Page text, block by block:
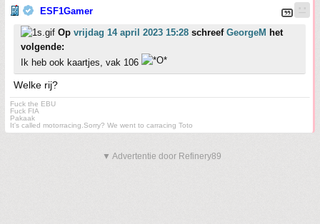
ESF1Gamer
Op vrijdag 14 april 2023 15:28 schreef GeorgeM het
volgende:
Ik heb ook kaartjes, vak 106
Welke rij?
Fuck the EBU
Fuck FIA
Pakaak
It's called motorracing.Sorry? We went to carracing Toto
▼ Advertentie door Refinery89